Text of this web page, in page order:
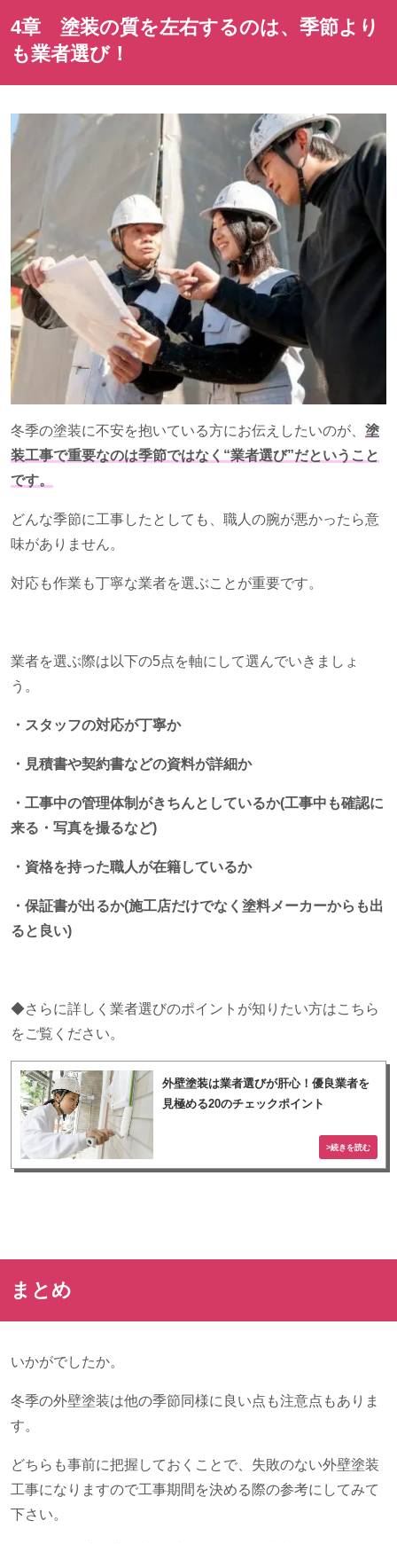
4章 塗装の質を左右するのは、季節より
も業者選び！
冬季の塗装に不安を抱いている方にお伝えしたいのが、 塗
装工事で重要なのは季節ではなく“業者選び”だということ
です。
どんな季節に工事したとしても、職人の腕が悪かったら意
味がありません。
対応も作業も丁寧な業者を選ぶことが重要です。
業者を選ぶ際は以下の5点を軸にして選んでいきましょ
う。
・スタッフの対応が丁寧か
・見積書や契約書などの資料が詳細か
・工事中の管理体制がきちんとしているか(工事中も確認に
来る・写真を撮るなど)
・資格を持った職人が在籍しているか
・保証書が出るか(施工店だけでなく塗料メーカーからも出
ると良い)
◆さらに詳しく業者選びのポイントが知りたい方はこちら
をご覧ください。
外壁塗装は業者選びが肝心！優良業者を
見極める20のチェックポイント
まとめ
いかがでしたか。
冬季の外壁塗装は他の季節同様に良い点も注意点もありま
す。
どちらも事前に把握しておくことで、失敗のない外壁塗装
工事になりますので工事期間を決める際の参考にしてみて
下さい。